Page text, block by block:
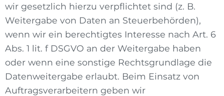
wir gesetzlich hierzu verpflichtet sind (z. B.
Weitergabe von Daten an Steuerbehörden),
wenn wir ein berechtigtes Interesse nach Art. 6
Abs. 1 lit. f DSGVO an der Weitergabe haben
oder wenn eine sonstige Rechtsgrundlage die
Datenweitergabe erlaubt. Beim Einsatz von
Auftragsverarbeitern geben wir